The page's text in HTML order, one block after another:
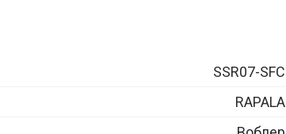
SSR07-SFC
RAPALA